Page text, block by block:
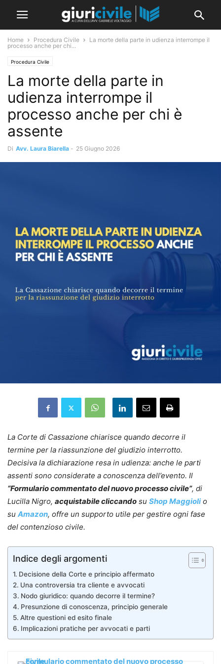
Home Procedura Civile
La morte della parte in udienza interrompe il
processo anche per chi...
Procedura Civile
La morte della parte in
udienza interrompe il
processo anche per chi è
assente
Di Avv. Laura Biarella - 25 Giugno 2026
La Corte di Cassazione chiarisce quando decorre il
termine per la riassunzione del giudizio interrotto.
Decisiva la dichiarazione resa in udienza: anche le parti
assenti sono considerate a conoscenza dell’evento. Il
“Formulario commentato del nuovo processo civile”, di
Lucilla Nigro, acquistabile cliccando su Shop Maggiolio
su Amazon, offre un supporto utile per gestire ogni fase
del contenzioso civile.
Indice degli argomenti
Decisione della Corte e principio affermato
Una controversia tra cliente e avvocati
Nodo giuridico: quando decorre il termine?
Presunzione di conoscenza, principio generale
Altre questioni ed esito finale
Implicazioni pratiche per avvocati e parti